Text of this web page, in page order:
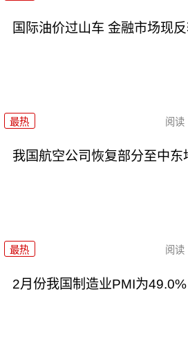
国际油价过山车 金融市场现
最热 阅读
我国航空公司恢复部分至中东
最热 阅读
2月份我国制造业PMI为49.0%